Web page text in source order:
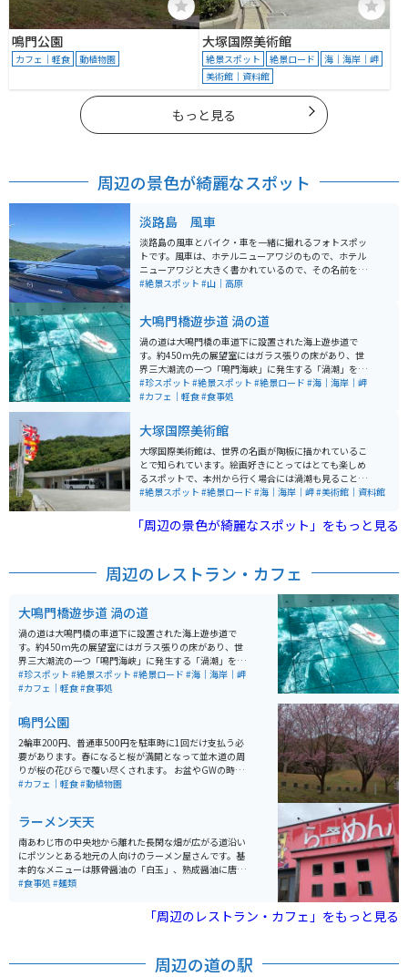
鳴門公園
カフェ｜軽食 動植物園
大塚国際美術館
絶景スポット 絶景ロード
海｜海岸｜岬
美術館｜資料館
もっと見る
周辺の景色が綺麗なスポット
淡路島 風車
淡路島の風車とバイク・車を一緒に撮れるフォトスポッ
トです。風車は、ホテルニューアワジのもので、ホテル
ニューアワジと大きく書かれているので、その名前を入
れずに撮りたい場合は、ホテルニューアワジプラザホテ
て可愛いのもオススメポイントです。
#絶景スポット #山｜高原
大鳴門橋遊歩道 渦の道
渦の道は大鳴門橋の車道下に設置された海上遊歩道で
す。約450ｍ先の展望室にはガラス張りの床があり、世
界三大潮流の一つ「鳴門海峡」に発生する「渦潮」を、
約45ｍの高さから、覗き込むことが出来ます。 渦潮の発
生時間は毎日違うため、事前に確認（渦の道ホームペー
ススメです。
#珍スポット #絶景スポット #絶景ロード #海｜海岸｜岬
#カフェ｜軽食#食事処
大塚国際美術館
大塚国際美術館は、世界の名画が陶板に描かれているこ
とで知られています。絵画好きにとってはとても楽しめ
るスポットで、本州から行く場合には渦潮も見ることが
でき、道中にも絶景スポットが多くあります。全体的に
#絶景スポット #絶景ロード #海｜海岸｜岬#美術館｜資料館
「周辺の景色が綺麗なスポット」をもっと見る
周辺のレストラン・カフェ
大鳴門橋遊歩道 渦の道
渦の道は大鳴門橋の車道下に設置された海上遊歩道で
す。約450ｍ先の展望室にはガラス張りの床があり、世
界三大潮流の一つ「鳴門海峡」に発生する「渦潮」を、
約45ｍの高さから、覗き込むことが出来ます。 渦潮の発
生時間は毎日違うため、事前に確認（渦の道ホームペー
ススメです。
#珍スポット #絶景スポット #絶景ロード #海｜海岸｜岬
#カフェ｜軽食#食事処
鳴門公園
2輪車200円、普通車500円を駐車時に1回だけ支払う必
要があります。春になると桜が満開となって並木道の周
りが桜の花びらで覆い尽くされます。 お盆やGWの時期
は繁忙期となり臨時駐車場が 亀浦観光港に用意されま
した等の飲食店が近くにあるため、公園で散歩や休憩を
する以外にも楽しめる時間が多いのでおすすめです。 周
年記念として不定期で催されるスタンプラリーでは散歩
コースが3つ選べます。一番長い散歩コースでは45分以
上歩く周遊コースとなっていますので隣接する施設と共
#カフェ｜軽食#動植物園
ラーメン天天
南あわじ市の中央地から離れた長閑な畑が広がる道沿い
にポツンとある地元の人向けのラーメン屋さんです。基
本的なメニューは豚骨醤油の「白玉」、熟成醤油に唐辛
子を散りばめた「赤玉」、熟成醤油にこんがり揚げたネ
ています。どれもなかなかの美味しさですが、オススメ
は味噌ラーメンです。白飯のついた定食にしても値段は8
#食事処 #麺類
「周辺のレストラン・カフェ」をもっと見る
周辺の道の駅